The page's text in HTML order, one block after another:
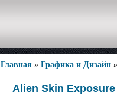
Главная » Графика и Дизайн
Alien Skin